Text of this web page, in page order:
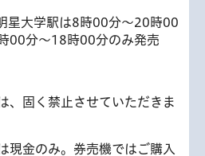
星大学駅は8時00分～20時00
00分～18時00分のみ発売
、固く禁止させていただきま
現金のみ。券売機ではご購入